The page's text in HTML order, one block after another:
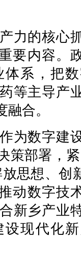
力的核心
要内容。
系，把
等主导产
合。
为数字建
策部署，
思想、创
动数字技
新乡产业
现代化